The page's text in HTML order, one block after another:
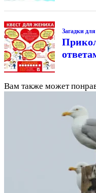
Загадки
Вам также может